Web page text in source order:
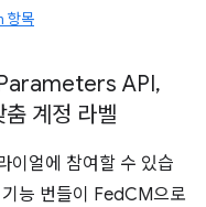
항목
API,
춤 계정 라벨
이얼에 참여할 수 있습
능 번들이 FedCM으로